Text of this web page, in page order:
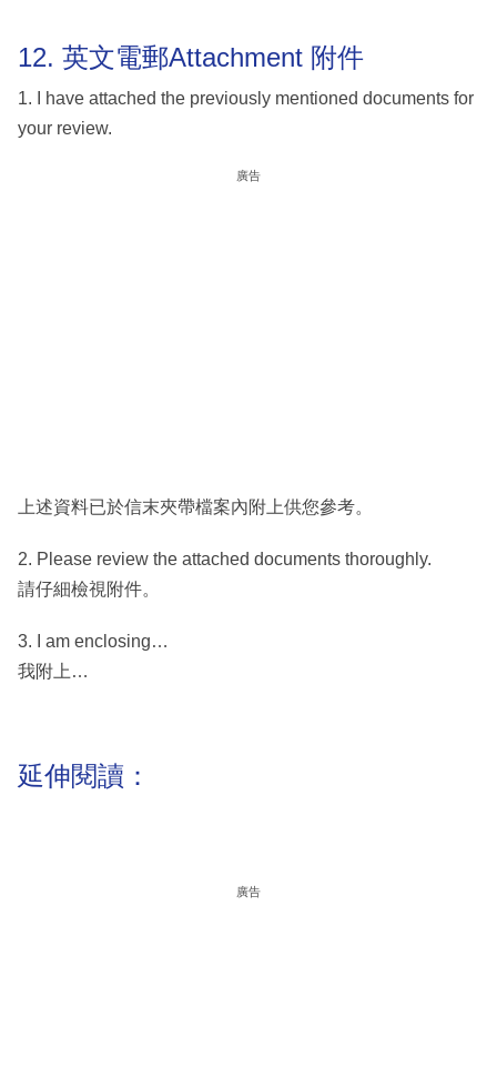
12. 英文電郵Attachment 附件
1. I have attached the previously mentioned documents for
your review.
廣告
上述資料已於信末夾帶檔案內附上供您參考。
2. Please review the attached documents thoroughly.
請仔細檢視附件。
3. I am enclosing…
我附上…
延伸閱讀：
廣告